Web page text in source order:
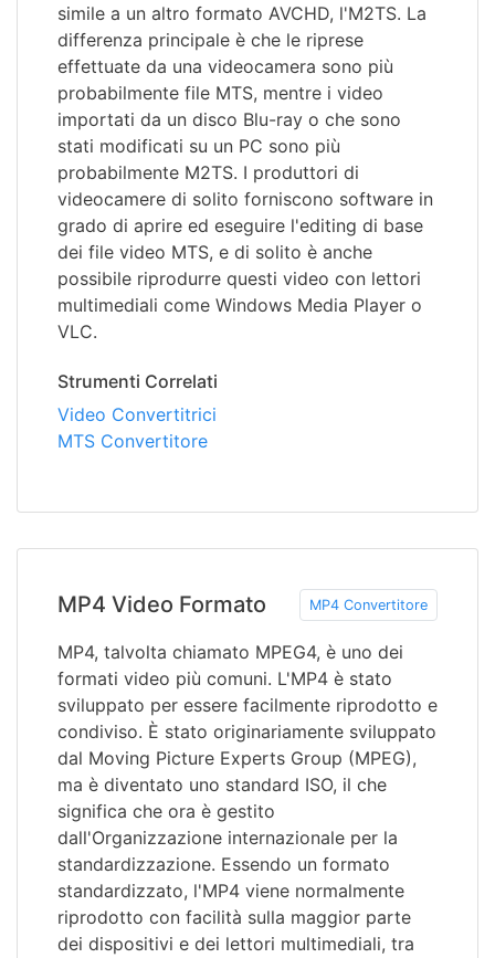
simile a un altro formato AVCHD, l'M2TS. La
differenza principale è che le riprese
effettuate da una videocamera sono più
probabilmente file MTS, mentre i video
importati da un disco Blu-ray o che sono
stati modificati su un PC sono più
probabilmente M2TS. I produttori di
videocamere di solito forniscono software in
grado di aprire ed eseguire l'editing di base
dei file video MTS, e di solito è anche
possibile riprodurre questi video con lettori
multimediali come Windows Media Player o
VLC.
Strumenti Correlati
Video Convertitrici
MTS Convertitore
MP4 Video Formato MP4 Convertitore
MP4, talvolta chiamato MPEG4, è uno dei
formati video più comuni. L'MP4 è stato
sviluppato per essere facilmente riprodotto e
condiviso. È stato originariamente sviluppato
dal Moving Picture Experts Group (MPEG),
ma è diventato uno standard ISO, il che
significa che ora è gestito
dall'Organizzazione internazionale per la
standardizzazione. Essendo un formato
standardizzato, l'MP4 viene normalmente
riprodotto con facilità sulla maggior parte
dei dispositivi e dei lettori multimediali, tra